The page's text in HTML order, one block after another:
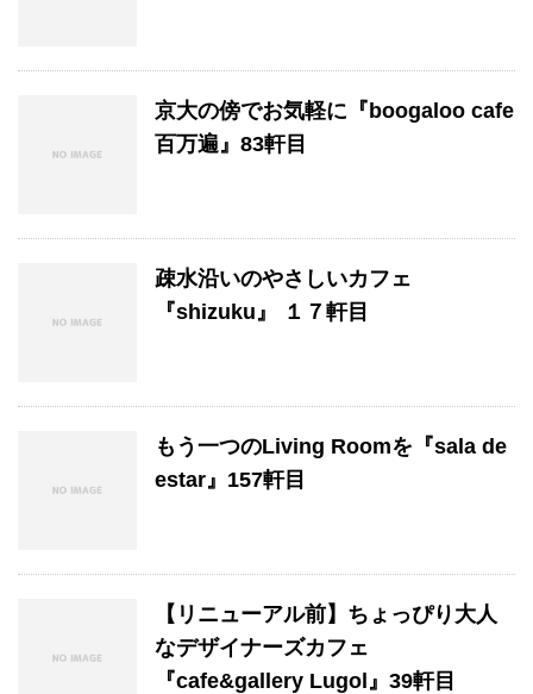
京大の傍でお気軽に『boogaloo cafe
百万遍』83軒目
疎水沿いのやさしいカフェ
『shizuku』 １７軒目
もう一つのLiving Roomを『sala de
estar』157軒目
【リニューアル前】ちょっぴり大人
なデザイナーズカフェ
『cafe&gallery Lugol』39軒目